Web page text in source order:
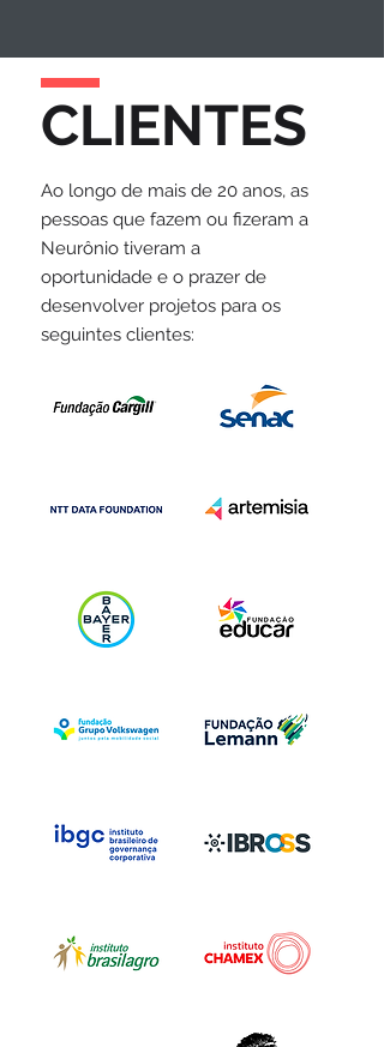
CLIENTES
Ao longo de mais de 20 anos, as
pessoas que fazem ou fizeram a
Neurônio tiveram a
oportunidade e o prazer de
desenvolver projetos para os
seguintes clientes: